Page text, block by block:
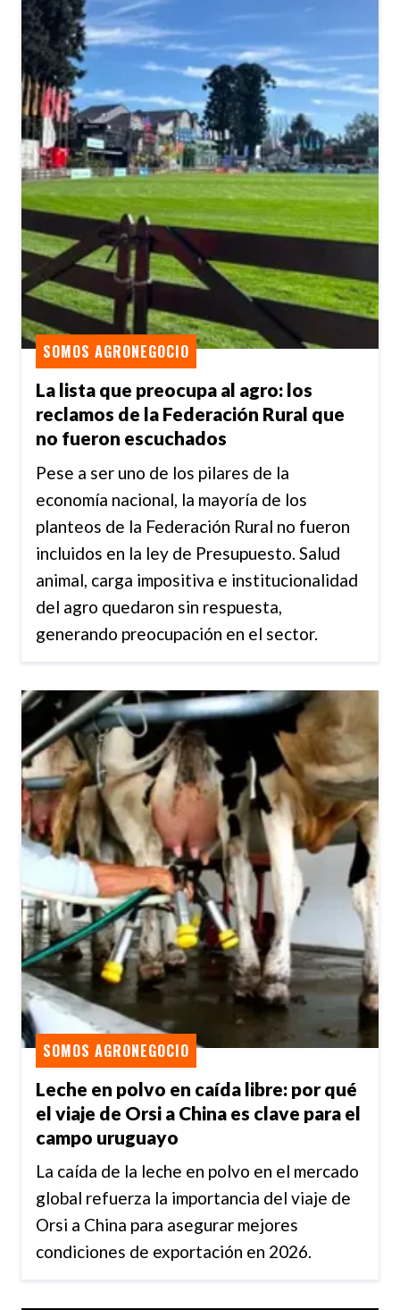
La lista que preocupa al agro: los
reclamos de la Federación Rural que
no fueron escuchados
SOMOS AGRONEGOCIO
Pese a ser uno de los pilares de la
economía nacional, la mayoría de los
planteos de la Federación Rural no fueron
incluidos en la ley de Presupuesto. Salud
animal, carga impositiva e institucionalidad
del agro quedaron sin respuesta,
generando preocupación en el sector.
Leche en polvo en caída libre: por qué
el viaje de Orsi a China es clave para el
campo uruguayo
SOMOS AGRONEGOCIO
La caída de la leche en polvo en el mercado
global refuerza la importancia del viaje de
Orsi a China para asegurar mejores
condiciones de exportación en 2026.